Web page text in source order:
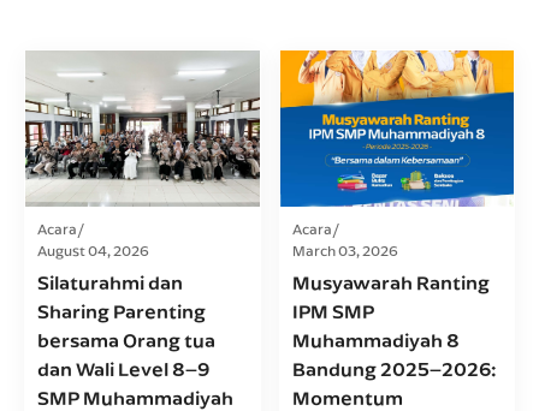
Acara
August 04, 2026
Silaturahmi dan
Sharing Parenting
bersama Orang tua
dan Wali Level 8–9
SMP Muhammadiyah
Acara
March 03, 2026
Musyawarah Ranting
IPM SMP
Muhammadiyah 8
Bandung 2025–2026:
Momentum